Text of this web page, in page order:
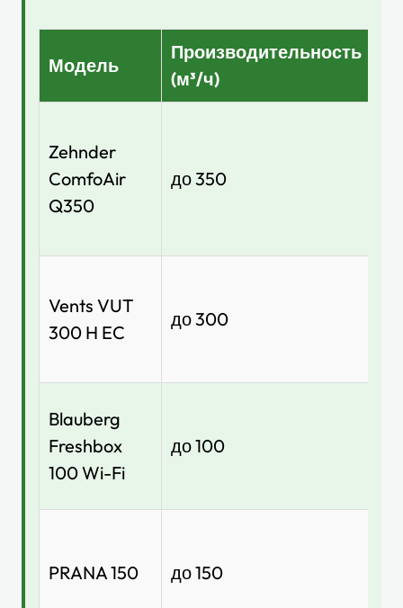
Модель
Производительность
(м³/ч)
Zehnder
ComfoAir
Q350
до 350
Vents VUT
300 H EC
до 300
Blauberg
Freshbox
100 Wi-Fi
до 100
PRANA 150 до 150